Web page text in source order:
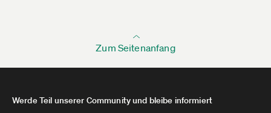
Zum Seitenanfang
Werde Teil unserer Community und bleibe informiert